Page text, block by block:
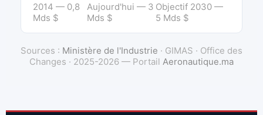
2014 — 0,8
Mds $
Aujourd'hui — 3
Mds $
Objectif 2030 —
5 Mds $
Sources : Ministère de l'Industrie · GIMAS · Office des
Changes · 2025-2026 — Portail Aeronautique.ma